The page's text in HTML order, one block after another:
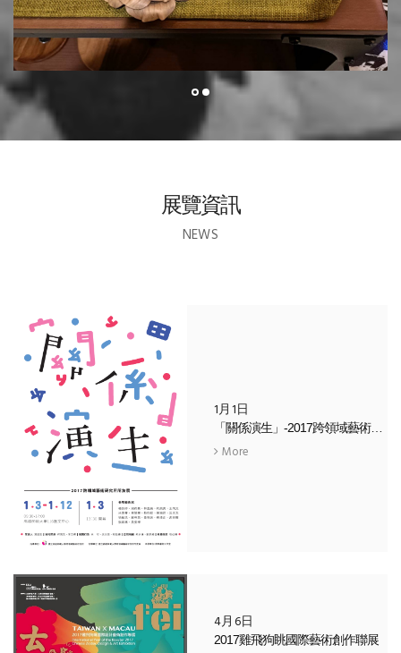
展覽資訊
NEWS
1月1日
「關係演生」-2017跨領域藝術研究所所友展
More
4月6日
2017雞飛狗眺國際藝術創作聯展